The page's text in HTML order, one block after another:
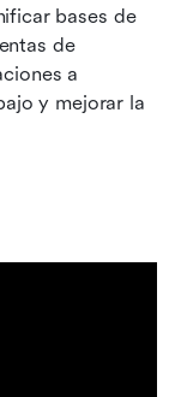
bases de
de
a
y mejorar la